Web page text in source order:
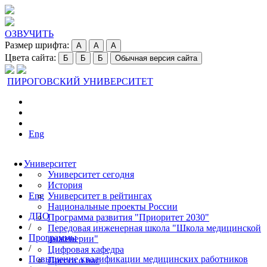
ОЗВУЧИТЬ
Размер шрифта:
A A A
Цвета сайта: Б Б Б Обычная версия сайта
ПИРОГОВСКИЙ УНИВЕРСИТЕТ
Eng
Университет
Университет сегодня
История
Университет в рейтингах
Национальные проекты России
Программа развития "Приоритет 2030"
Передовая инженерная школа "Школа медицинской
инженерии"
Цифровая кафедра
Пресса о нас
Eng
ДПО
/
Программы
/
Повышение квалификации медицинских работников